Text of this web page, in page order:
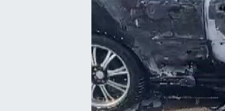
Tanıtım